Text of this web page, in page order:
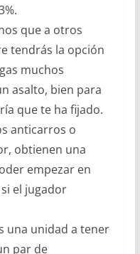
que a otros
tendrás la opción
muchos
asalto, bien para
que te ha fijado.
anticarros o
obtienen una
empezar en
el jugador
una unidad a tener
par de